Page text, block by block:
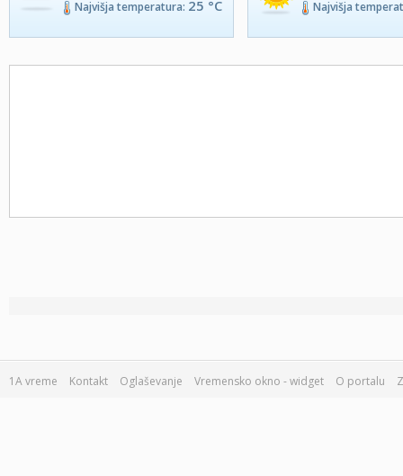
Najvišja temperatura: 25 °C
Najvišja
1A vreme Kontakt Oglaševanje Vremensko okno - widget O portalu